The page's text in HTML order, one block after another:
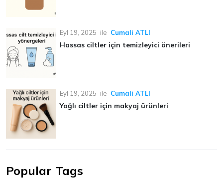
Eyl 19, 2025 ile Cumali ATLI
Hassas ciltler için temizleyici önerileri
Eyl 19, 2025 ile Cumali ATLI
Yağlı ciltler için makyaj ürünleri
Popular Tags